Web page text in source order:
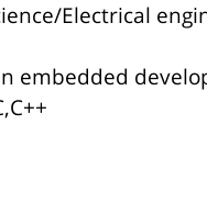
Electrical
embedded